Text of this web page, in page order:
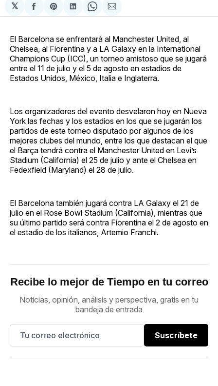
𝕏
Compartir
en
Share
on
Compartir
en
Share
on
Compartir
via
El Barcelona se enfrentará al Manchester United, al
Chelsea, al Fiorentina y a LA Galaxy en la International
Champions Cup (ICC), un torneo amistoso que se jugará
entre el 11 de julio y el 5 de agosto en estadios de
Estados Unidos, México, Italia e Inglaterra.
Los organizadores del evento desvelaron hoy en Nueva
York las fechas y los estadios en los que se jugarán los
partidos de este torneo disputado por algunos de los
mejores clubes del mundo, entre los que destacan el que
el Barça tendrá contra el Manchester United en Levi’s
Stadium (California) el 25 de julio y ante el Chelsea en
Fedexfield (Maryland) el 28 de julio.
El Barcelona también jugará contra LA Galaxy el 21 de
julio en el Rose Bowl Stadium (California), mientras que
su último partido será contra Fiorentina el 2 de agosto en
el estadio de los italianos, Artemio Franchi.
Recibe lo mejor de Tiempo en tu correo
Noticias, opinión, análisis y perspectiva, gratis en tu
bandeja de entrada
Suscríbete